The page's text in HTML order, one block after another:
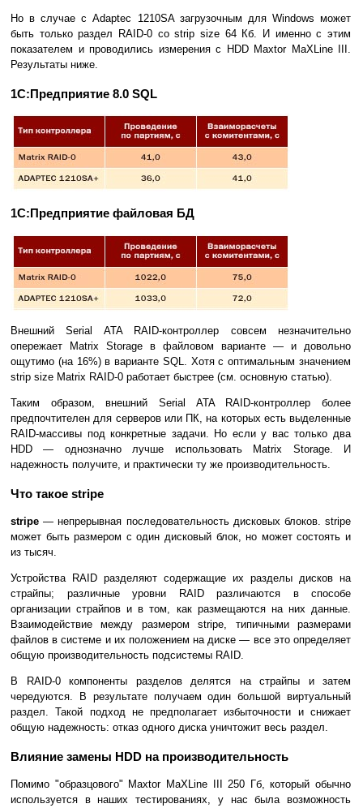
Но в случае с Adaptec 1210SA загрузочным для Windows может
быть только раздел RAID-0 со strip size 64 Кб. И именно с этим
показателем и проводились измерения с HDD Maxtor MaXLine III.
Результаты ниже.
1С:Предприятие 8.0 SQL
1С:Предприятие файловая БД
Внешний Serial ATA RAID-контроллер совсем незначительно
опережает Matrix Storage в файловом варианте — и довольно
ощутимо (на 16%) в варианте SQL. Хотя с оптимальным значением
strip size Matrix RAID-0 работает быстрее (см. основную статью).
Таким образом, внешний Serial ATA RAID-контроллер более
предпочтителен для серверов или ПК, на которых есть выделенные
RAID-массивы под конкретные задачи. Но если у вас только два
HDD — однозначно лучше использовать Matrix Storage. И
надежность получите, и практически ту же производительность.
Что такое stripe
stripe — непрерывная последовательность дисковых блоков. stripe
может быть размером с один дисковый блок, но может состоять и
из тысяч.
Устройства RAID разделяют содержащие их разделы дисков на
страйпы; различные уровни RAID различаются в способе
организации страйпов и в том, как размещаются на них данные.
Взаимодействие между размером stripe, типичными размерами
файлов в системе и их положением на диске — все это определяет
общую производительность подсистемы RAID.
В RAID-0 компоненты разделов делятся на страйпы и затем
чередуются. В результате получаем один большой виртуальный
раздел. Такой подход не предполагает избыточности и снижает
общую надежность: отказ одного диска уничтожит весь раздел.
Влияние замены HDD на производительность
Помимо "образцового" Maxtor MaXLine III 250 Гб, который обычно
используется в наших тестированиях, у нас была возможность